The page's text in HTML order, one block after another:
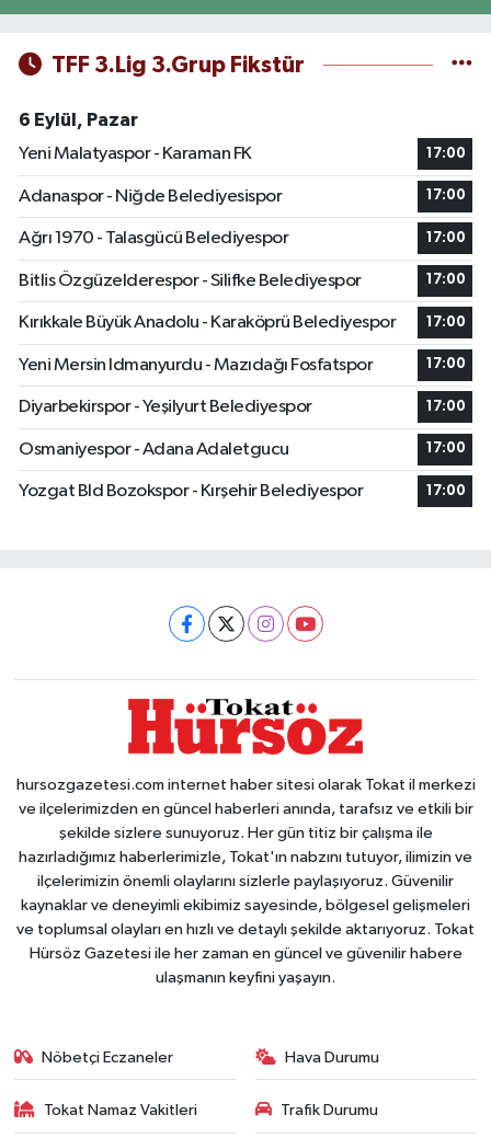
TFF 3.Lig 3.Grup Fikstür
6 Eylül, Pazar
Yeni Malatyaspor - Karaman FK
17:00
Adanaspor - Niğde Belediyesispor 17:00
Ağrı 1970 - Talasgücü Belediyespor 17:00
Bitlis Özgüzelderespor - Silifke Belediyespor 17:00
Kırıkkale Büyük Anadolu - Karaköprü Belediyespor 17:00
Yeni Mersin Idmanyurdu - Mazıdağı Fosfatspor 17:00
Diyarbekirspor - Yeşilyurt Belediyespor 17:00
Osmaniyespor - Adana Adaletgucu 17:00
Yozgat Bld Bozokspor - Kırşehir Belediyespor 17:00
hursozgazetesi.com internet haber sitesi olarak Tokat il merkezi
ve ilçelerimizden en güncel haberleri anında, tarafsız ve etkili bir
şekilde sizlere sunuyoruz. Her gün titiz bir çalışma ile
hazırladığımız haberlerimizle, Tokat'ın nabzını tutuyor, ilimizin ve
ilçelerimizin önemli olaylarını sizlerle paylaşıyoruz. Güvenilir
kaynaklar ve deneyimli ekibimiz sayesinde, bölgesel gelişmeleri
ve toplumsal olayları en hızlı ve detaylı şekilde aktarıyoruz. Tokat
Hürsöz Gazetesi ile her zaman en güncel ve güvenilir habere
ulaşmanın keyfini yaşayın.
Nöbetçi Eczaneler Hava Durumu
Tokat Namaz Vakitleri Trafik Durumu